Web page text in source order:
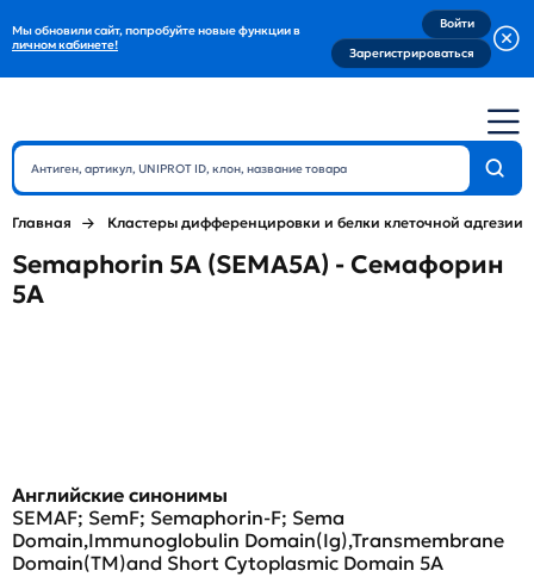
Мы обновили сайт, попробуйте новые функции в
личном кабинете!
Войти
Зарегистрироваться
Главная Кластеры дифференцировки и белки клеточной адгезии
Semaphorin 5A (SEMA5A) - Семафорин
5А
Английские синонимы
SEMAF; SemF; Semaphorin-F; Sema
Domain,Immunoglobulin Domain(Ig),Transmembrane
Domain(TM)and Short Cytoplasmic Domain 5A